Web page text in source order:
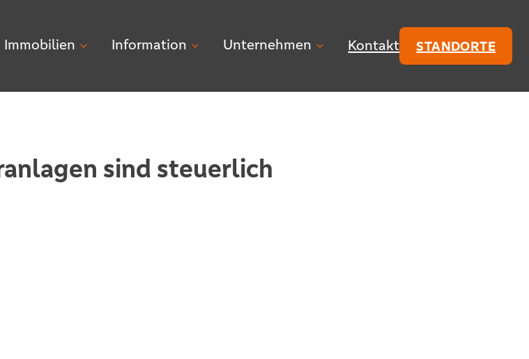
Immobilien Information Unternehmen Kontakt STANDORTE
sind steuerlich